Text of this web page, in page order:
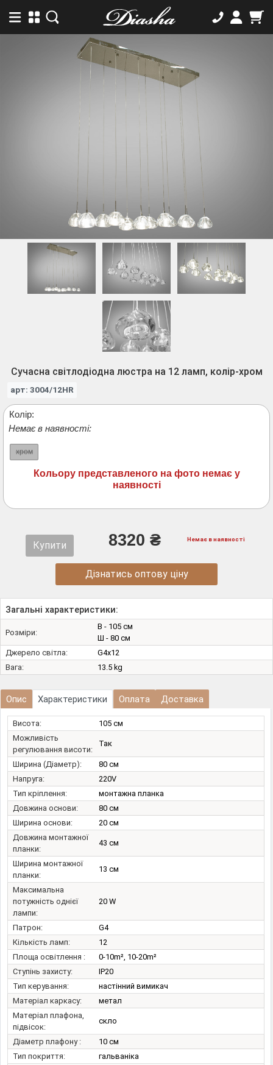
Сучасна світлодіодна люстра на 12 ламп, колір-хром
арт: 3004/12HR
Колір:
Немає в наявності:
хром
Кольору представленого на фото немає у
наявності
Купити 8320 ₴ Немає в наявності
Дізнатись оптову ціну
Загальні характеристики:
Розміри:
В - 105 см
Ш - 80 см
Джерело світла:
G4х12
Вага:
13.5 kg
Опис Характеристики Оплата Доставка
Висота:
105 см
Можливість
регулювання висоти:
Так
Ширина (Діаметр):
80 см
Напруга:
220V
Тип кріплення:
монтажна планка
Довжина основи:
80 см
Ширина основи:
20 см
Довжина монтажної
планки:
43 см
Ширина монтажної
планки:
13 см
Максимальна
потужність однієї
лампи:
20 W
Патрон:
G4
Кількість ламп:
12
Площа освітлення :
0-10m², 10-20m²
Ступінь захисту:
IP20
Тип керування:
настінний вимикач
Матеріал каркасу:
метал
Матеріал плафона,
підвісок:
скло
Діаметр плафону :
10 см
Тип покриття:
гальваніка